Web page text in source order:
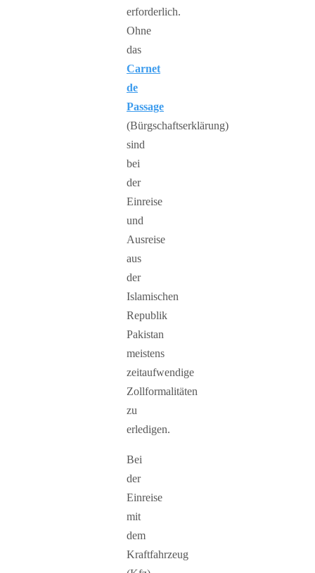
erforderlich.
Ohne
das
Carnet
de
Passage
(Bürgschaftserklärung)
sind
bei
der
Einreise
und
Ausreise
aus
der
Islamischen
Republik
Pakistan
meistens
zeitaufwendige
Zollformalitäten
zu
erledigen.
Bei
der
Einreise
mit
dem
Kraftfahrzeug